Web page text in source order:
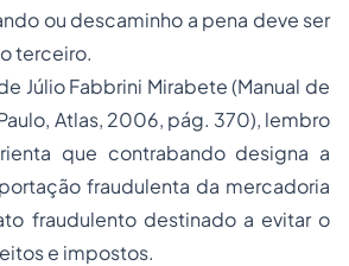
ou descaminho a pena deve ser
terceiro.
Júlio Fabbrini Mirabete (Manual de
Atlas, 2006, pág. 370), lembro
que contrabando designa a
fraudulenta da mercadoria
fraudulento destinado a evitar o
e impostos.